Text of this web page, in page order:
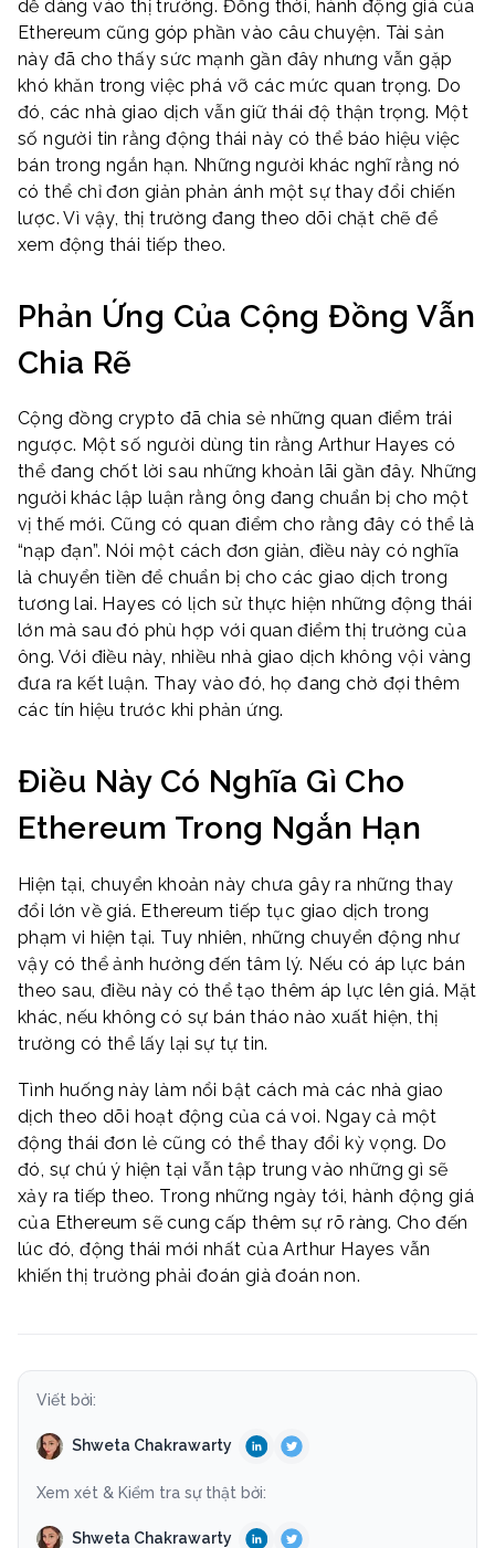
dễ dàng vào thị trường. Đồng thời, hành động giá của
Ethereum cũng góp phần vào câu chuyện. Tài sản
này đã cho thấy sức mạnh gần đây nhưng vẫn gặp
khó khăn trong việc phá vỡ các mức quan trọng. Do
đó, các nhà giao dịch vẫn giữ thái độ thận trọng. Một
số người tin rằng động thái này có thể báo hiệu việc
bán trong ngắn hạn. Những người khác nghĩ rằng nó
có thể chỉ đơn giản phản ánh một sự thay đổi chiến
lược. Vì vậy, thị trường đang theo dõi chặt chẽ để
xem động thái tiếp theo.
Phản Ứng Của Cộng Đồng Vẫn
Chia Rẽ
Cộng đồng crypto đã chia sẻ những quan điểm trái
ngược. Một số người dùng tin rằng Arthur Hayes có
thể đang chốt lời sau những khoản lãi gần đây. Những
người khác lập luận rằng ông đang chuẩn bị cho một
vị thế mới. Cũng có quan điểm cho rằng đây có thể là
“nạp đạn”. Nói một cách đơn giản, điều này có nghĩa
là chuyển tiền để chuẩn bị cho các giao dịch trong
tương lai. Hayes có lịch sử thực hiện những động thái
lớn mà sau đó phù hợp với quan điểm thị trường của
ông. Với điều này, nhiều nhà giao dịch không vội vàng
đưa ra kết luận. Thay vào đó, họ đang chờ đợi thêm
các tín hiệu trước khi phản ứng.
Điều Này Có Nghĩa Gì Cho
Ethereum Trong Ngắn Hạn
Hiện tại, chuyển khoản này chưa gây ra những thay
đổi lớn về giá. Ethereum tiếp tục giao dịch trong
phạm vi hiện tại. Tuy nhiên, những chuyển động như
vậy có thể ảnh hưởng đến tâm lý. Nếu có áp lực bán
theo sau, điều này có thể tạo thêm áp lực lên giá. Mặt
khác, nếu không có sự bán tháo nào xuất hiện, thị
trường có thể lấy lại sự tự tin.
Tình huống này làm nổi bật cách mà các nhà giao
dịch theo dõi hoạt động của cá voi. Ngay cả một
động thái đơn lẻ cũng có thể thay đổi kỳ vọng. Do
đó, sự chú ý hiện tại vẫn tập trung vào những gì sẽ
xảy ra tiếp theo. Trong những ngày tới, hành động giá
của Ethereum sẽ cung cấp thêm sự rõ ràng. Cho đến
lúc đó, động thái mới nhất của Arthur Hayes vẫn
khiến thị trường phải đoán già đoán non.
Viết bởi:
Shweta Chakrawarty
Xem xét & Kiểm tra sự thật bởi:
Shweta Chakrawarty